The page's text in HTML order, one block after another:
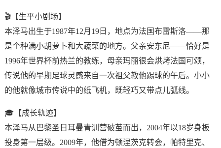
🎬【生平小剧场】
本泽马出生于1987年12月19日，地点为法国布雷斯洛——那
是个种满小胡萝卜和大蔬菜的地方。父亲安东尼——恰好是
1996年世界杯前热兰的教练，母亲玛丽很会烘烤法国可颂，
传说他的早期足球灵感来自一次祖父教他踢球的午后。小小
的他就像城市传说中的纸飞机，既轻巧又带点儿弧线。
🎓【成长轨迹】
本泽马从巴黎圣日耳曼青训营破茧而出，2004年以18岁身板
投身第一层级。2009年，他借为顿涅茨克转会，帕特里克、